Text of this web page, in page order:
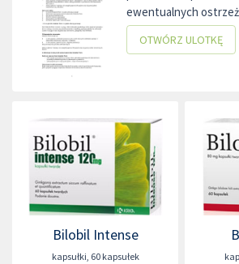
ewentualnych
OTWÓRZ ULOTKĘ
Bilobil Intense
kapsułki, 60 kapsułek